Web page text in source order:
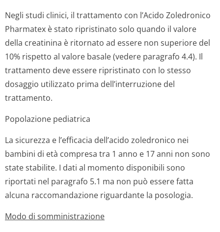
Negli studi clinici, il trattamento con l’Acido Zoledronico
Pharmatex è stato ripristinato solo quando il valore
della creatinina è ritornato ad essere non superiore del
10% rispetto al valore basale (vedere paragrafo 4.4). Il
trattamento deve essere ripristinato con lo stesso
dosaggio utilizzato prima dell’interruzione del
trattamento.
Popolazione pediatrica
La sicurezza e l’efficacia dell’acido zoledronico nei
bambini di età compresa tra 1 anno e 17 anni non sono
state stabilite. I dati al momento disponibili sono
riportati nel paragrafo 5.1 ma non può essere fatta
alcuna raccomandazione riguardante la posologia.
Modo di somministrazione